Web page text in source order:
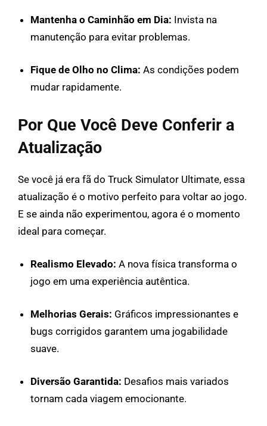
Mantenha o Caminhão em Dia: Invista na
manutenção para evitar problemas.
Fique de Olho no Clima: As condições podem
mudar rapidamente.
Por Que Você Deve Conferir a
Atualização
Se você já era fã do Truck Simulator Ultimate, essa
atualização é o motivo perfeito para voltar ao jogo.
E se ainda não experimentou, agora é o momento
ideal para começar.
Realismo Elevado: A nova física transforma o
jogo em uma experiência autêntica.
Melhorias Gerais: Gráficos impressionantes e
bugs corrigidos garantem uma jogabilidade
suave.
Diversão Garantida: Desafios mais variados
tornam cada viagem emocionante.